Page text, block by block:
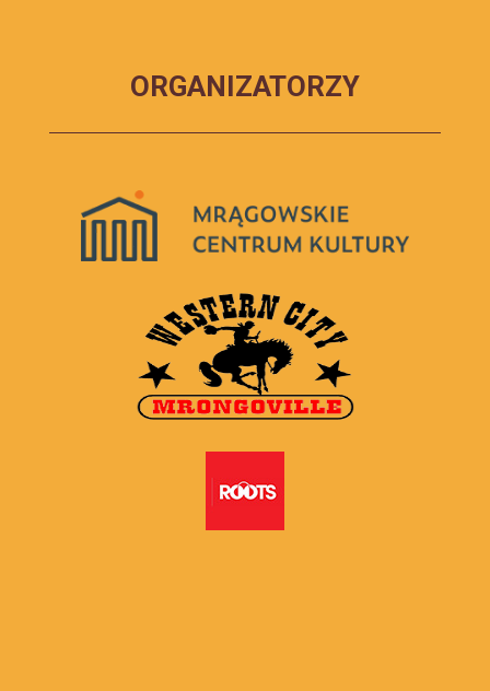
ORGANIZATORZY